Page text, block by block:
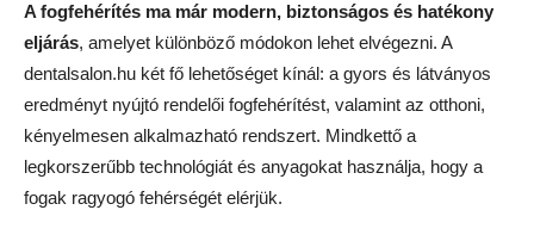
A fogfehérítés ma már modern, biztonságos és hatékony
eljárás, amelyet különböző módokon lehet elvégezni. A
dentalsalon.hu két fő lehetőséget kínál: a gyors és látványos
eredményt nyújtó rendelői fogfehérítést, valamint az otthoni,
kényelmesen alkalmazható rendszert. Mindkettő a
legkorszerűbb technológiát és anyagokat használja, hogy a
fogak ragyogó fehérségét elérjük.